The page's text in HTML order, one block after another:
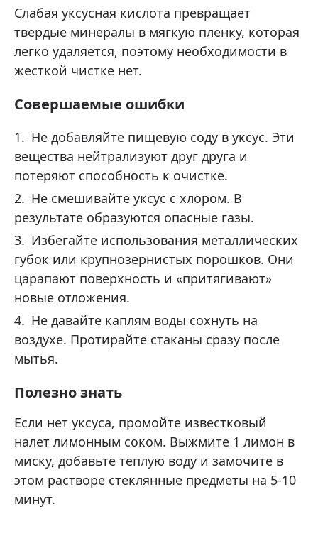
Слабая уксусная кислота превращает
твердые минералы в мягкую пленку, которая
легко удаляется, поэтому необходимости в
жесткой чистке нет.
Совершаемые ошибки
Не добавляйте пищевую соду в уксус. Эти
вещества нейтрализуют друг друга и
потеряют способность к очистке.
Не смешивайте уксус с хлором. В
результате образуются опасные газы.
Избегайте использования металлических
губок или крупнозернистых порошков. Они
царапают поверхность и «притягивают»
новые отложения.
Не давайте каплям воды сохнуть на
воздухе. Протирайте стаканы сразу после
мытья.
Полезно знать
Если нет уксуса, промойте известковый
налет лимонным соком. Выжмите 1 лимон в
миску, добавьте теплую воду и замочите в
этом растворе стеклянные предметы на 5-10
минут.